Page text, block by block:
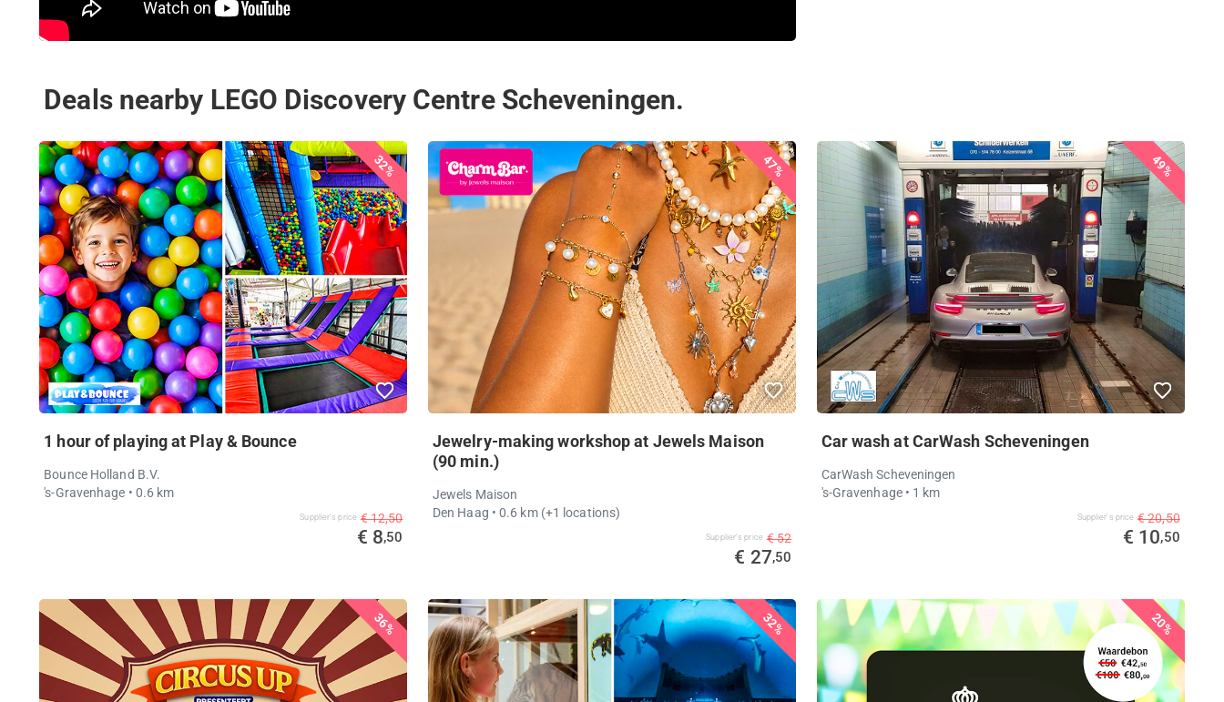
Deals nearby LEGO Discovery Centre Scheveningen.
32%
1 hour of playing at Play & Bounce
Bounce Holland B.V.
's-Gravenhage • 0.6 km
Supplier's price € 12,50
€ 8,50
47%
Jewelry-making workshop at Jewels Maison
(90 min.)
Jewels Maison
Den Haag • 0.6 km(+1 locations)
Supplier's price € 52
€ 27,50
49%
Car wash at CarWash Scheveningen
CarWash Scheveningen
's-Gravenhage • 1 km
Supplier's price € 20,50
€ 10,50
36% 32% 20%